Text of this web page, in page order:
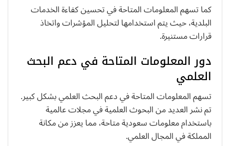
كما تسهم المعلومات المتاحة في تحسين كفاءة الخدمات
البلدية، حيث يتم استخدامها لتحليل المؤشرات واتخاذ
قرارات مستنيرة.
دور المعلومات المتاحة في دعم البحث
العلمي
تسهم المعلومات المتاحة في دعم البحث العلمي بشكل كبير.
تم نشر العديد من البحوث العلمية في مجلات عالمية
باستخدام معلومات سعودية متاحة، مما يعزز من مكانة
المملكة في المجال العلمي.